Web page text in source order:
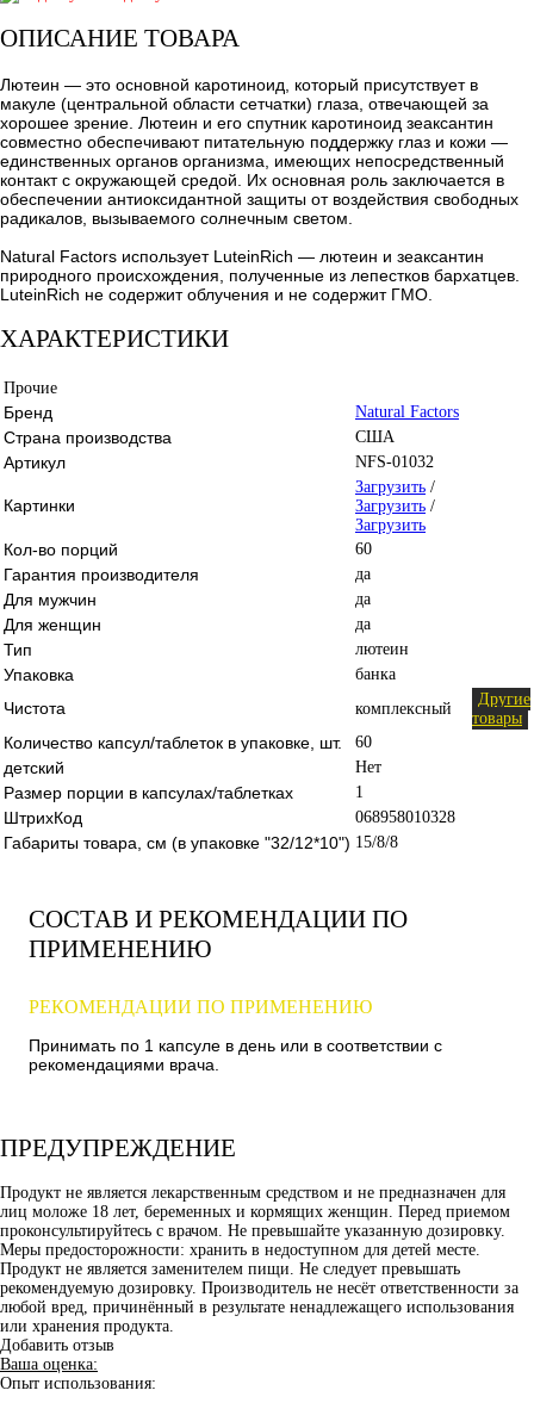
ОПИСАНИЕ ТОВАРА
Лютеин — это основной каротиноид, который присутствует в
макуле (центральной области сетчатки) глаза, отвечающей за
хорошее зрение. Лютеин и его спутник каротиноид зеаксантин
совместно обеспечивают питательную поддержку глаз и кожи —
единственных органов организма, имеющих непосредственный
контакт с окружающей средой. Их основная роль заключается в
обеспечении антиоксидантной защиты от воздействия свободных
радикалов, вызываемого солнечным светом.
Natural Factors использует LuteinRich — лютеин и зеаксантин
природного происхождения, полученные из лепестков бархатцев.
LuteinRich не содержит облучения и не содержит ГМО.
ХАРАКТЕРИСТИКИ
Прочие
Бренд Natural Factors
Страна производства США
Артикул NFS-01032
Картинки
Загрузить /
Загрузить /
Загрузить
Кол-во порций 60
Гарантия производителя да
Для мужчин да
Для женщин да
Тип лютеин
Упаковка банка
Чистота комплексный
Другие
товары
Количество капсул/таблеток в упаковке, шт. 60
детский Нет
Размер порции в капсулах/таблетках 1
ШтрихКод 068958010328
Габариты товара, см (в упаковке "32/12*10") 15/8/8
СОСТАВ И РЕКОМЕНДАЦИИ ПО
ПРИМЕНЕНИЮ
РЕКОМЕНДАЦИИ ПО ПРИМЕНЕНИЮ
Принимать по 1 капсуле в день или в соответствии с
рекомендациями врача.
ПРЕДУПРЕЖДЕНИЕ
Продукт не является лекарственным средством и не предназначен для
лиц моложе 18 лет, беременных и кормящих женщин. Перед приемом
проконсультируйтесь с врачом. Не превышайте указанную дозировку.
Меры предосторожности: хранить в недоступном для детей месте.
Продукт не является заменителем пищи. Не следует превышать
рекомендуемую дозировку. Производитель не несёт ответственности за
любой вред, причинённый в результате ненадлежащего использования
или хранения продукта.
Добавить отзыв
Ваша оценка:
Опыт использования: